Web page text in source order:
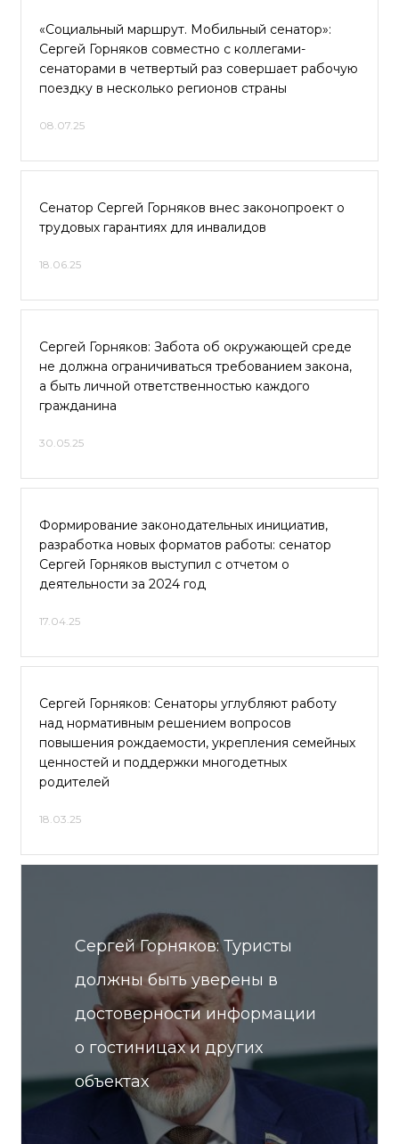
«Социальный маршрут. Мобильный сенатор»:
Сергей Горняков совместно с коллегами-
сенаторами в четвертый раз совершает рабочую
поездку в несколько регионов страны
08.07.25
Сенатор Сергей Горняков внес законопроект о
трудовых гарантиях для инвалидов
18.06.25
Сергей Горняков: Забота об окружающей среде
не должна ограничиваться требованием закона,
а быть личной ответственностью каждого
гражданина
30.05.25
Формирование законодательных инициатив,
разработка новых форматов работы: сенатор
Сергей Горняков выступил с отчетом о
деятельности за 2024 год
17.04.25
Сергей Горняков: Сенаторы углубляют работу
над нормативным решением вопросов
повышения рождаемости, укрепления семейных
ценностей и поддержки многодетных
родителей
18.03.25
Сергей Горняков: Туристы
должны быть уверены в
достоверности информации
о гостиницах и других
объектах